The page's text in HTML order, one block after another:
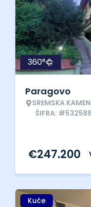
360°
Paragovo
SREMSKA
ŠIFRA: #532588
€247.200
Kuće